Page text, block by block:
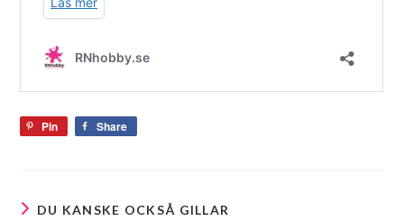
Pin Share
DU KANSKE OCKSÅ GILLAR